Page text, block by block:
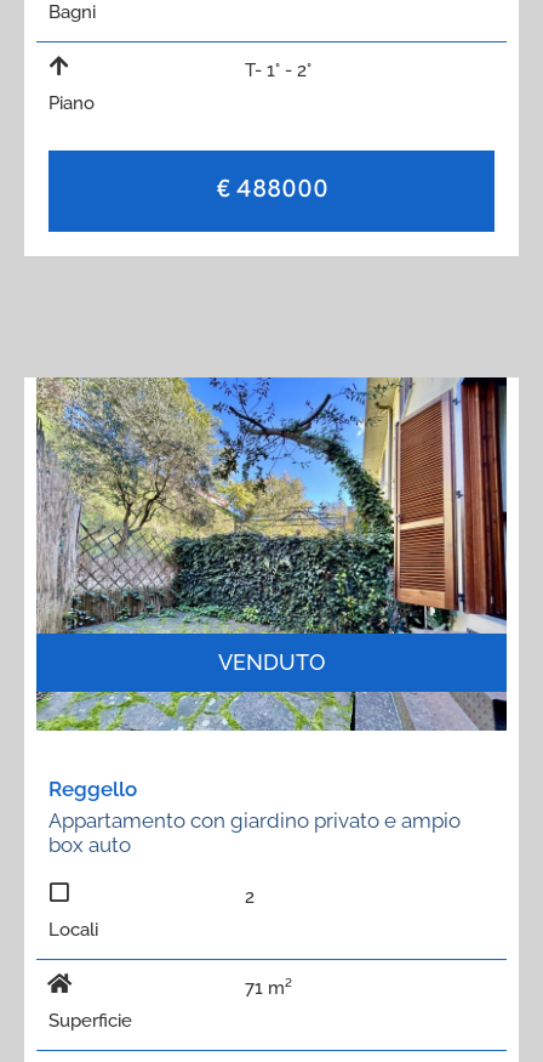
Bagni
Piano
T- 1° - 2°
€ 488000
VENDUTO
Reggello
Appartamento con giardino privato e ampio
box auto
Locali
2
Superficie
71 m²